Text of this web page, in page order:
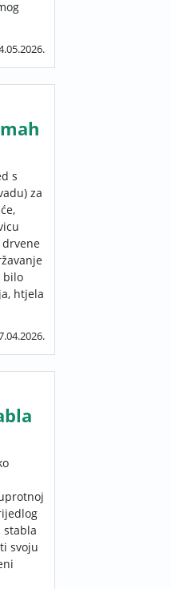
s
za
bilo
htjela
stabla
svoju